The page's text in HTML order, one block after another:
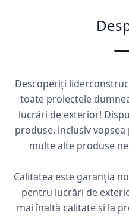
Descoperiți
toate proiectele
lucrări de exterior!
produse, inclusiv
multe alte produse
Calitatea este garanția
pentru lucrări de
mai înaltă calitate și la